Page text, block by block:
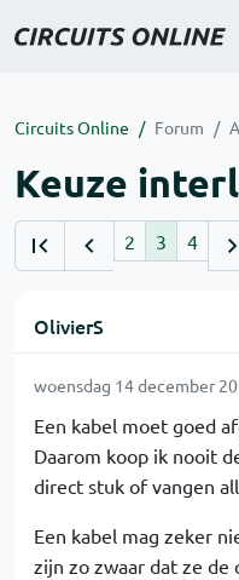
Circuits Online Forum
Keuze
2 3 4
OlivierS
woensdag 14 december
Een kabel moet goed
Daarom koop ik nooit
direct stuk of vangen
Een kabel mag zeker
zijn zo zwaar dat ze